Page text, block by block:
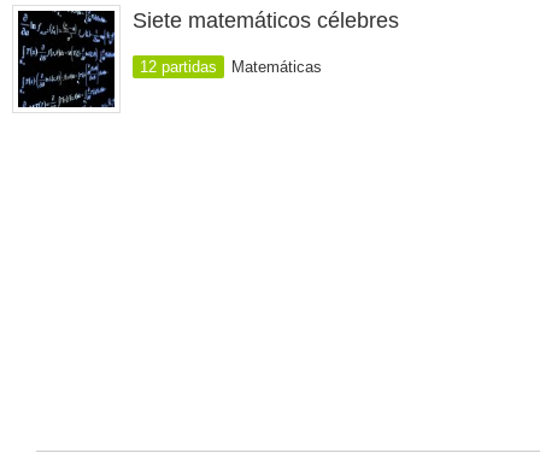
Siete matemáticos célebres
12 partidas Matemáticas